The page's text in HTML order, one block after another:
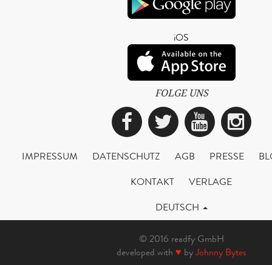
iOS
FOLGE UNS
Facebook
Twitter
IMPRESSUM DATENSCHUTZ AGB PRESSE
KONTAKT
VERLAGE
DEUTSCH
© 2016 readfy GmbH
developed with ♥ byJohnny Bytes